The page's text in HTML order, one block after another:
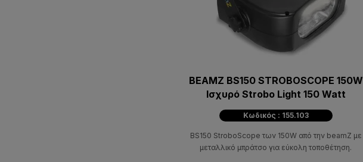
BEAMZ BS150 STROBOSCOPE 150W
Ισχυρό Strobo Light 150 Watt
Κωδικός : 155.103
BS150 StroboScope των 150W από την beamZ με
μεταλλικό μπράτσο για εύκολη τοποθέτηση.